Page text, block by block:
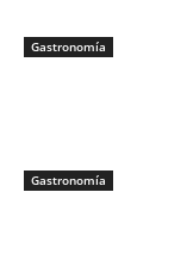
Gastronomía
Gastronomía